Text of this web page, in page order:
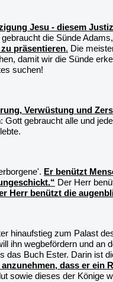
Jesu - diesem
die Sünde
präsentieren. Die
damit wir die Sünde
suchen!
Verwüstung und
Gott gebraucht alle und
Er benützt
Der Herr
Herr benützt die
hinaufstieg zum Palast
ihn wegbefördern und an
das Buch Ester. Darin ist
dass er ein
sowie dieses der Könige